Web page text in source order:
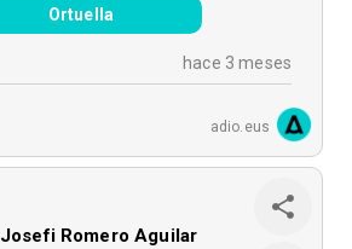
Ortuella
hace 3 meses
adio.eus
Josefi Romero Aguilar